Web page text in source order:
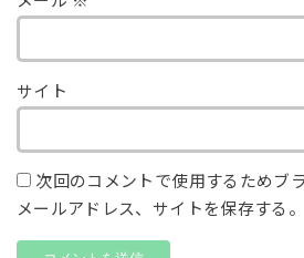
サイト
次回のコメントで使用するためブ
メールアドレス、サイトを保存する。